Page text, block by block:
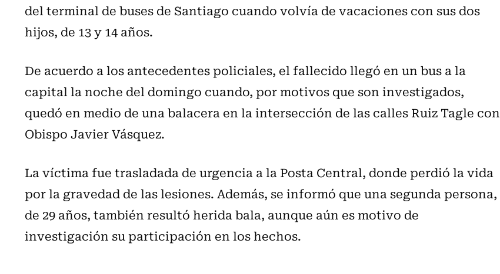
del terminal de buses de Santiago cuando volvía de vacaciones con sus dos
hijos, de 13 y 14 años.
De acuerdo a los antecedentes policiales, el fallecido llegó en un bus a la
capital la noche del domingo cuando, por motivos que son investigados,
quedó en medio de una balacera en la intersección de las calles Ruiz Tagle con
Obispo Javier Vásquez.
La víctima fue trasladada de urgencia a la Posta Central, donde perdió la vida
por la gravedad de las lesiones. Además, se informó que una segunda persona,
de 29 años, también resultó herida bala, aunque aún es motivo de
investigación su participación en los hechos.